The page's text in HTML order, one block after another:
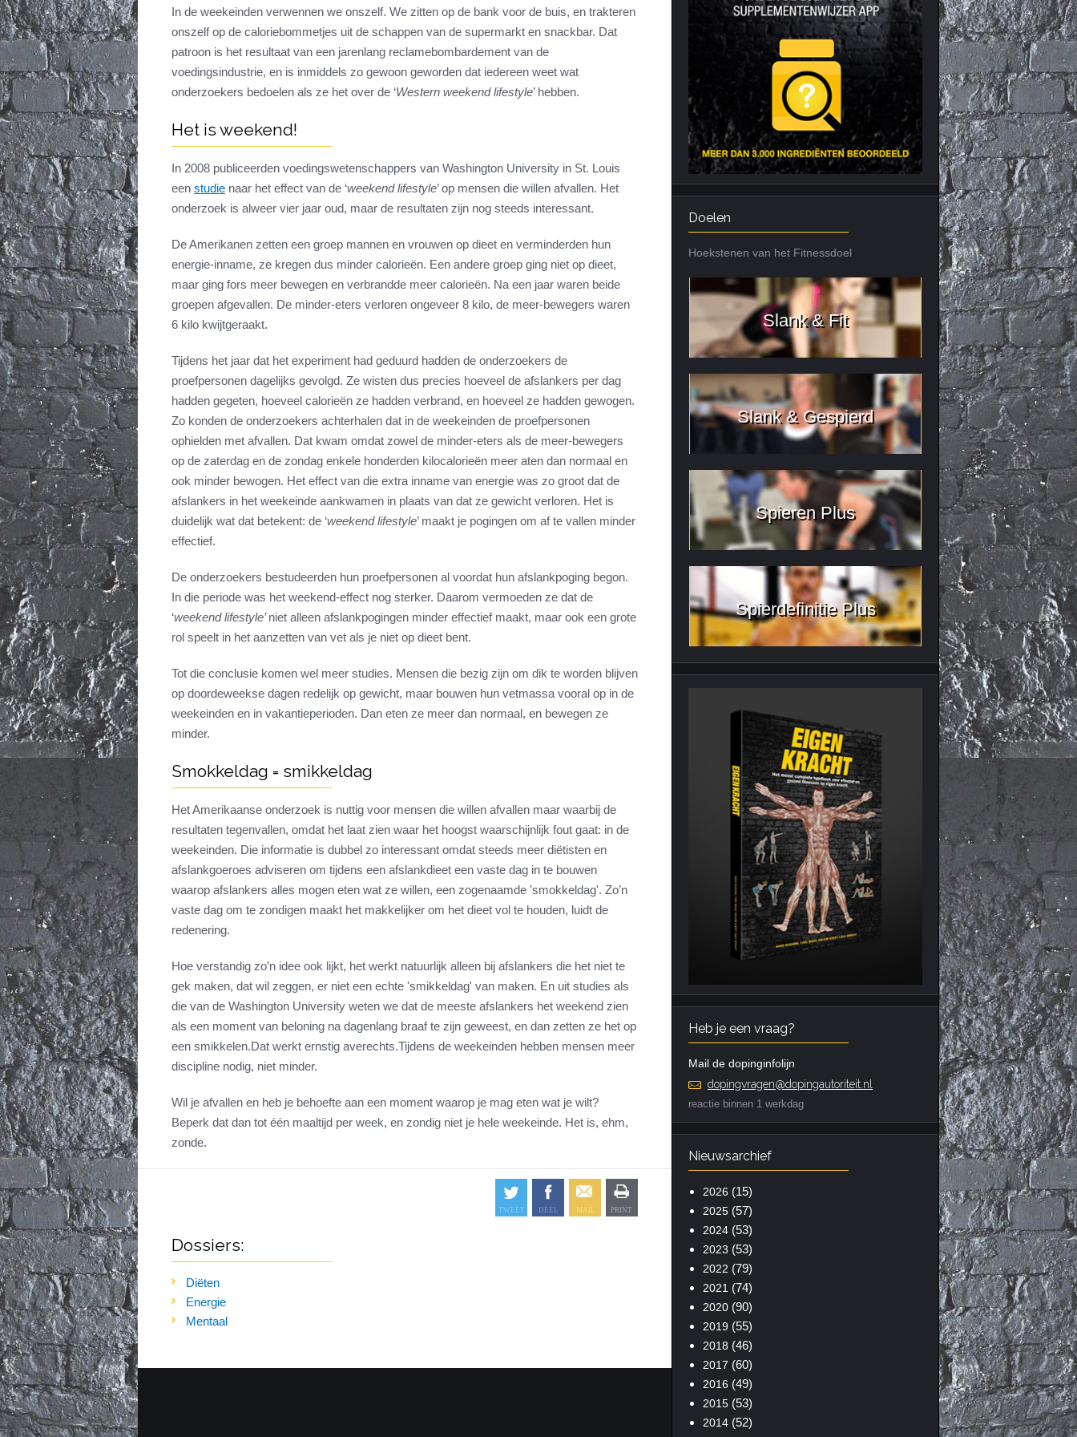
Hartslag en intensiteit
Combi van cardio en kracht
Trainingsfouten top 10
Voedingsfouten top 5
Veel gestelde vragen
Citrus Aurantium
Tribulus Terrestris
Vitaminen en
mineralen
Weight Gainers
Nieuws archief
In de weekeinden verwennen we onszelf. We zitten op de bank voor de buis, en trakteren
onszelf op de caloriebommetjes uit de schappen van de supermarkt en snackbar. Dat
patroon is het resultaat van een jarenlang reclamebombardement van de
voedingsindustrie, en is inmiddels zo gewoon geworden dat iedereen weet wat
onderzoekers bedoelen als ze het over de ‘Western weekend lifestyle’ hebben.
Het is weekend!
In 2008 publiceerden voedingswetenschappers van Washington University in St. Louis
een studie naar het effect van de ‘weekend lifestyle’ op mensen die willen afvallen. Het
onderzoek is alweer vier jaar oud, maar de resultaten zijn nog steeds interessant.
De Amerikanen zetten een groep mannen en vrouwen op dieet en verminderden hun
energie-inname, ze kregen dus minder calorieën. Een andere groep ging niet op dieet,
maar ging fors meer bewegen en verbrandde meer calorieën. Na een jaar waren beide
groepen afgevallen. De minder-eters verloren ongeveer 8 kilo, de meer-bewegers waren
6 kilo kwijtgeraakt.
Tijdens het jaar dat het experiment had geduurd hadden de onderzoekers de
proefpersonen dagelijks gevolgd. Ze wisten dus precies hoeveel de afslankers per dag
hadden gegeten, hoeveel calorieën ze hadden verbrand, en hoeveel ze hadden gewogen.
Zo konden de onderzoekers achterhalen dat in de weekeinden de proefpersonen
ophielden met afvallen. Dat kwam omdat zowel de minder-eters als de meer-bewegers
op de zaterdag en de zondag enkele honderden kilocalorieën meer aten dan normaal en
ook minder bewogen. Het effect van die extra inname van energie was zo groot dat de
afslankers in het weekeinde aankwamen in plaats van dat ze gewicht verloren. Het is
duidelijk wat dat betekent: de ‘weekend lifestyle’ maakt je pogingen om af te vallen minder
effectief.
De onderzoekers bestudeerden hun proefpersonen al voordat hun afslankpoging begon.
In die periode was het weekend-effect nog sterker. Daarom vermoeden ze dat de
‘weekend lifestyle’niet alleen afslankpogingen minder effectief maakt, maar ook een grote
rol speelt in het aanzetten van vet als je niet op dieet bent.
Tot die conclusie komen wel meer studies. Mensen die bezig zijn om dik te worden blijven
op doordeweekse dagen redelijk op gewicht, maar bouwen hun vetmassa vooral op in de
weekeinden en in vakantieperioden. Dan eten ze meer dan normaal, en bewegen ze
minder.
Smokkeldag = smikkeldag
Het Amerikaanse onderzoek is nuttig voor mensen die willen afvallen maar waarbij de
resultaten tegenvallen, omdat het laat zien waar het hoogst waarschijnlijk fout gaat: in de
weekeinden. Die informatie is dubbel zo interessant omdat steeds meer diëtisten en
afslankgoeroes adviseren om tijdens een afslankdieet een vaste dag in te bouwen
waarop afslankers alles mogen eten wat ze willen, een zogenaamde 'smokkeldag'. Zo’n
vaste dag om te zondigen maakt het makkelijker om het dieet vol te houden, luidt de
redenering.
Hoe verstandig zo’n idee ook lijkt, het werkt natuurlijk alleen bij afslankers die het niet te
gek maken, dat wil zeggen, er niet een echte 'smikkeldag' van maken. En uit studies als
die van de Washington University weten we dat de meeste afslankers het weekend zien
als een moment van beloning na dagenlang braaf te zijn geweest, en dan zetten ze het op
een smikkelen.Dat werkt ernstig averechts.Tijdens de weekeinden hebben mensen meer
discipline nodig, niet minder.
Wil je afvallen en heb je behoefte aan een moment waarop je mag eten wat je wilt?
Beperk dat dan tot één maaltijd per week, en zondig niet je hele weekeinde. Het is, ehm,
zonde.
Dossiers:
Diëten
Energie
Mentaal
Doelen
Hoekstenen van het Fitnessdoel
Slank & Fit
Slank & Gespierd
Spieren Plus
Spierdefinitie Plus
Heb je een vraag?
Mail de dopinginfolijn
dopingvragen@dopingautoriteit.nl
reactie binnen 1 werkdag
Nieuwsarchief
2026 (15)
2025(57)
2024(53)
2023 (53)
2022 (79)
2021 (74)
2020(90)
2019 (55)
2018 (46)
2017 (60)
2016 (49)
2015(53)
2014(52)